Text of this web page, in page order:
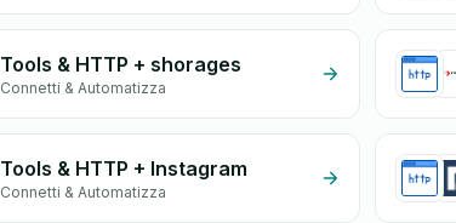
Tools & HTTP + shorages
Connetti & Automatizza
Tools & HTTP + Instagram
Connetti & Automatizza